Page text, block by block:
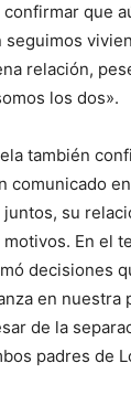
que
seguimos
relación,
los dos».
también
comunicado
su
En el
decisiones
en nuestra
de la
padres de